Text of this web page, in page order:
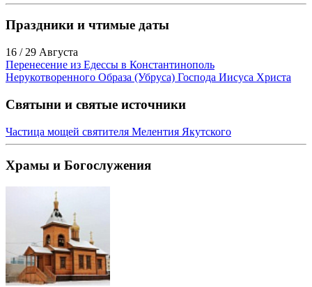
Праздники и чтимые даты
16 / 29 Августа
Перенесение из Едессы в Константинополь
Нерукотворенного Образа (Убруса) Господа Иисуса Христа
Святыни и святые источники
Частица мощей святителя Мелентия Якутского
Храмы и Богослужения